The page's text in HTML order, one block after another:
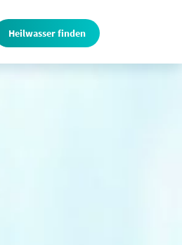
Heilwasser finden